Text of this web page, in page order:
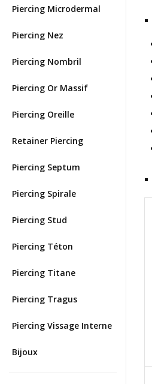
Piercing Microdermal
Piercing Nez
Piercing Nombril
Piercing Or Massif
Piercing Oreille
Retainer Piercing
Piercing Septum
Piercing Spirale
Piercing Stud
Piercing Téton
Piercing Titane
Piercing Tragus
Piercing Vissage Interne
Bijoux